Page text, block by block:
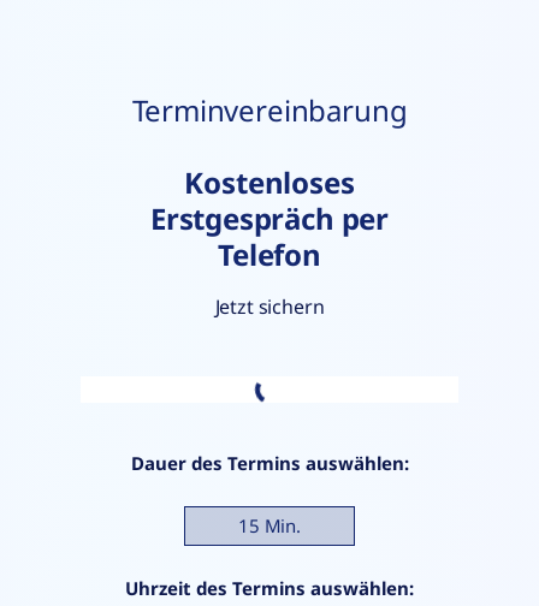
Terminvereinbarung
Kostenloses
Erstgespräch per
Telefon
Jetzt sichern
Dauer des Termins auswählen:
15 Min.
Uhrzeit des Termins auswählen: